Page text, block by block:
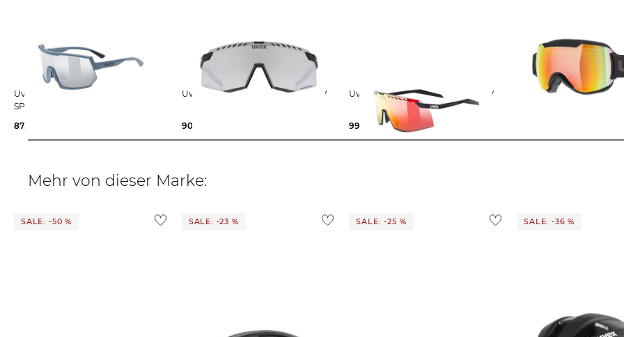
Uvex | Sportsonnenbrille
SPORTSTYLE 235
87,99 €
Uvex | Sportbrille PACE STAGE CV
90,65 €
Uvex | Sportbrille PACE STAGE CV
99,35 € 139,95 €
Uvex | Skibrille
Mehr von dieser Marke:
SALE: -50 % SALE: -23 % SALE: -25 % SALE: -36 %